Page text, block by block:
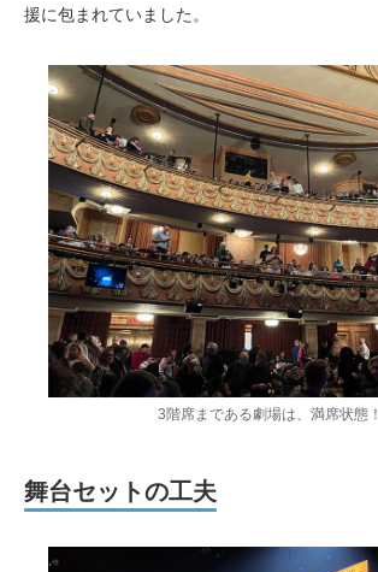
援に包まれていました。
3階席まである劇場は、満席状態！
舞台セットの工夫